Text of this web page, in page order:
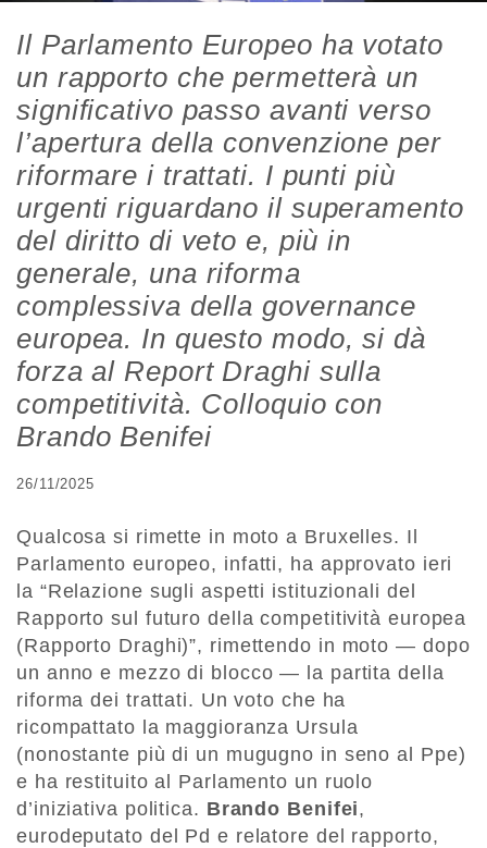
Il Parlamento Europeo ha votato
un rapporto che permetterà un
significativo passo avanti verso
l’apertura della convenzione per
riformare i trattati. I punti più
urgenti riguardano il superamento
del diritto di veto e, più in
generale, una riforma
complessiva della governance
europea. In questo modo, si dà
forza al Report Draghi sulla
competitività. Colloquio con
Brando Benifei
26/11/2025
Qualcosa si rimette in moto a Bruxelles. Il
Parlamento europeo, infatti, ha approvato ieri
la “Relazione sugli aspetti istituzionali del
Rapporto sul futuro della competitività europea
(Rapporto Draghi)”, rimettendo in moto — dopo
un anno e mezzo di blocco — la partita della
riforma dei trattati. Un voto che ha
ricompattato la maggioranza Ursula
(nonostante più di un mugugno in seno al Ppe)
e ha restituito al Parlamento un ruolo
d’iniziativa politica. Brando Benifei,
eurodeputato del Pd e relatore del rapporto,